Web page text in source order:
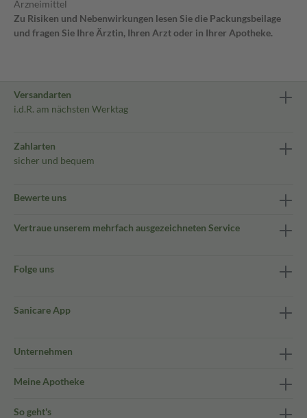
Arzneimittel
Zu Risiken und Nebenwirkungen lesen Sie die Packungsbeilage
und fragen Sie Ihre Ärztin, Ihren Arzt oder in Ihrer Apotheke.
Versandarten
i.d.R. am nächsten Werktag
Zahlarten
sicher und bequem
Bewerte uns
Vertraue unserem mehrfach ausgezeichneten Service
Folge uns
Sanicare App
Unternehmen
Meine Apotheke
So geht's